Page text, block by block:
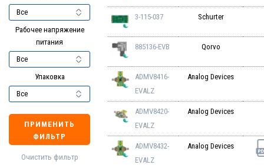
Рабочее напряжение
питания
Упаковка
ПРИМЕНИТЬ
ФИЛЬТР
Очистить фильтр
3-115-037 Schurter
885136-EVB Qorvo
ADMV8416-
EVALZ
Analog Devices
ADMV8420-
EVALZ
Analog Devices
ADMV8432-
EVALZ
Analog Devices